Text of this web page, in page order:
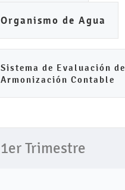
Organismo de Agua
Sistema de Evaluación de
Armonización Contable
1er Trimestre